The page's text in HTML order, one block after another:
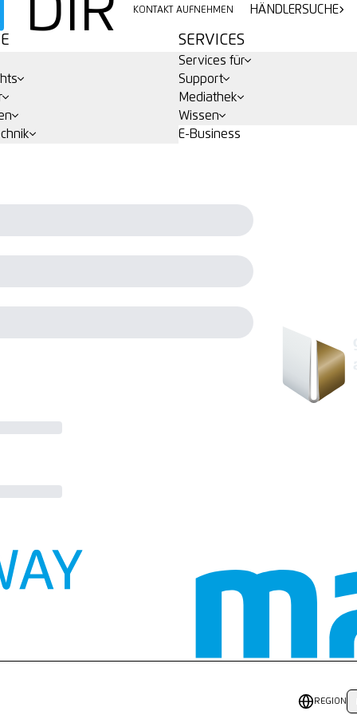
DIR
KONTAKT AUFNEHMEN
HÄNDLERSUCHE
SERVICES
Services für
Support
Mediathek
Wissen
E-Business
REGION